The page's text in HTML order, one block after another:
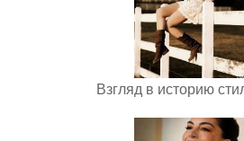
Взгляд в историю